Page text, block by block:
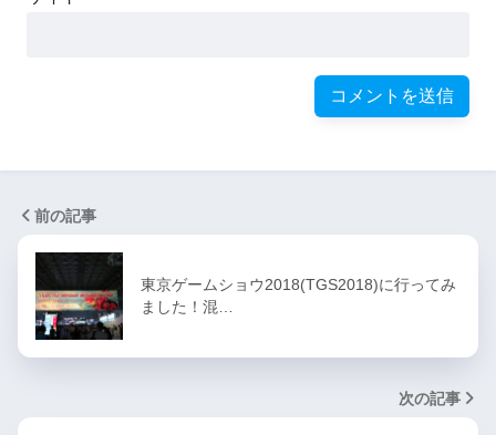
前の記事
東京ゲームショウ2018(TGS2018)に行ってみ
ました！混…
次の記事